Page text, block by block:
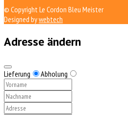
© Copyright Le Cordon Bleu Meister
Designed bywebtech
Adresse ändern
Lieferung Abholung